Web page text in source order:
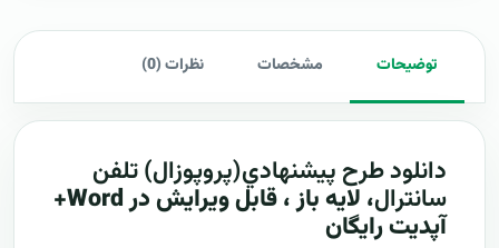
توضیحات مشخصات نظرات (0)
دانلود طرح پيشنهادي(پروپوزال)تلفن
سانترال ، لایه باز ، قابل ویرایش در Word+
آپدیت رایگان